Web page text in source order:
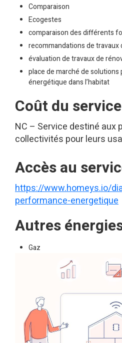
Comparaison
Ecogestes
comparaison des différents
recommandations de
évaluation de travaux de
place de marché de solutions
énergétique dans l’habitat
Coût du service
NC – Service destiné aux
collectivités pour leurs
Accès au
https://www.homeys.io/
performance-energetique
Autres
Gaz